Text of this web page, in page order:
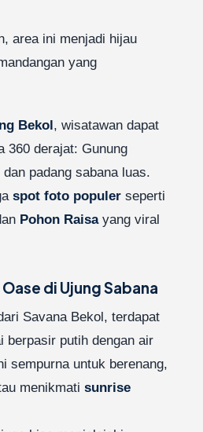
area ini menjadi hijau
yang
Bekol, wisatawan dapat
360 derajat: Gunung
padang sabana luas.
spot foto populer seperti
Pohon Raisayang viral
di Ujung Sabana
Savana Bekol, terdapat
berpasir putih dengan air
sempurna untuk berenang,
menikmati sunrise